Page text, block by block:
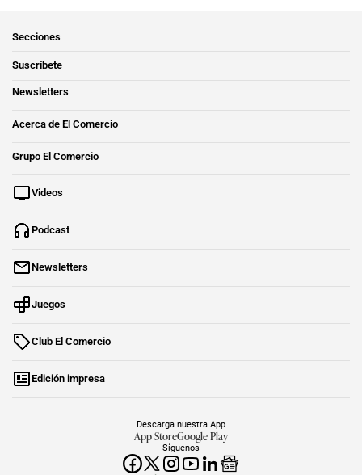
Secciones
Suscríbete
Newsletters
Acerca de El Comercio
Grupo El Comercio
Videos
Podcast
Newsletters
Juegos
Club El Comercio
Edición impresa
Síguenos
Descarga nuestra App
App StoreGoogle Play